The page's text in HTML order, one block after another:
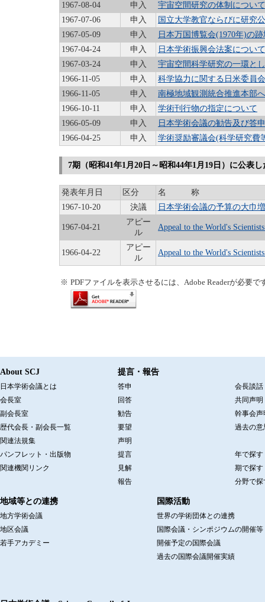
1967-08-04
申入
宇宙空間研究の体制について
1967-07-06
申入
国立大学教官ならびに研究
1967-05-09
申入
日本万国博覧会(1970年)の
1967-04-24
申入
日本学術振興会法案について
1967-03-24
申入
宇宙空間科学研究の一環と
1966-11-05
申入
科学協力に関する日米委員
1966-11-05
申入
南極地域観測統合推進本部
1966-10-11
申入
学術刊行物の指定について
1966-05-09
申入
日本学術会議の勧告及び答
1966-04-25
申入 学術奨励審議会(科学研究費
7期（昭和41年1月20日～昭和44年1月19日）に公表
発表年月日 区分
名 称
1967-10-20
決議 日本学術会議の予算の大巾
1967-04-21
アピー
ル
Appeal to the World's
1966-04-22
アピー
ル
Appeal to the World's
※ PDFファイルを表示させるには、Adobe Readerが必要で
About SCJ
日本学術会議とは
会長室
副会長室
歴代会長・副会長一覧
関連法規集
パンフレット・出版物
関連機関リンク
提言・報告
答申
回答
勧告
要望
声明
提言
見解
報告
会長談話
共同声明
幹事会声
過去の意
年で探す
期で探す
分野で探
地域等との連携
地方学術会議
地区会議
若手アカデミー
国際活動
世界の学術団体との連携
国際会議・シンポジウムの開催等
開催予定の国際会議
過去の国際会議開催実績